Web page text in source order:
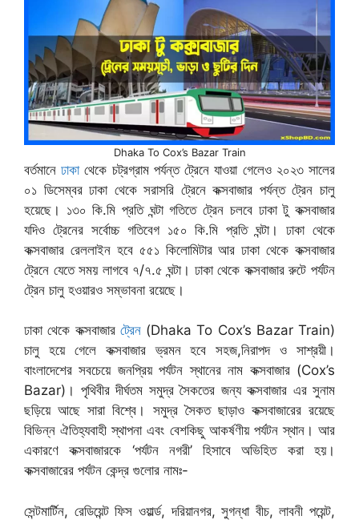
Dhaka To Cox’s Bazar Train
বর্তমানেঢাকাথেকে চট্রগ্রাম পর্যন্ত ট্রেনে যাওয়া গেলেও ২০২৩ সালের
০১ ডিসেম্বর ঢাকা থেকে সরাসরি ট্রেনে কক্সবাজার পর্যন্ত ট্রেন চালু
হয়েছে। ১৩০ কি.মি প্রতি ঘন্টা গতিতে ট্রেন চলবে ঢাকা টু কক্সবাজার
যদিও ট্রেনের সর্বোচ্চ গতিবেগ ১৫০ কি.মি প্রতি ঘন্টা। ঢাকা থেকে
কক্সবাজার রেললাইন হবে ৫৫১ কিলোমিটার আর ঢাকা থেকে কক্সবাজার
ট্রেনে যেতে সময় লাগবে ৭/৭.৫ ঘন্টা। ঢাকা থেকে কক্সবাজার রুটে পর্যটন
ট্রেন চালু হওয়ারও সম্ভাবনা রয়েছে।
ঢাকা থেকে কক্সবাজার ট্রেন(Dhaka To Cox’s Bazar Train)
চালু হয়ে গেলে কক্সবাজার ভ্রমন হবে সহজ,নিরাপদ ও সাশ্রয়ী।
বাংলাদেশের সবচেয়ে জনপ্রিয় পর্যটন স্থানের নাম কক্সবাজার (Cox’s
Bazar)। পৃথিবীর দীর্ঘতম সমুদ্র সৈকতের জন্য কক্সবাজার এর সুনাম
ছড়িয়ে আছে সারা বিশ্বে। সমুদ্র সৈকত ছাড়াও কক্সবাজারের রয়েছে
বিভিন্ন ঐতিহ্যবাহী স্থাপনা এবং বেশকিছু আকর্ষণীয় পর্যটন স্থান। আর
একারণে কক্সবাজারকে ‘পর্যটন নগরী’ হিসাবে অভিহিত করা হয়।
কক্সবাজারের পর্যটন কেন্দ্র গুলোর নামঃ-
সেন্টমার্টিন, রেডিয়েন্ট ফিস ওয়ার্ল্ড, দরিয়ানগর, সুগন্ধা বীচ, লাবনী পয়েন্ট,